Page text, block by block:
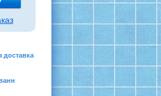
доставка